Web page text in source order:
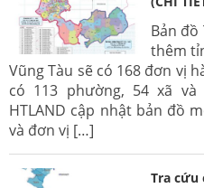
Bản đồ
thêm
Vũng Tàu sẽ có 168 đơn vị
có 113 phường, 54 xã
HTLAND cập nhật bản đồ
và đơn vị […]
Tra cứu